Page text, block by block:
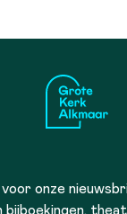
onze
bijboekingen,